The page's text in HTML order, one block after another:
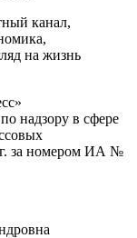
канал,
на жизнь
надзору в сфере
за номером ИА №